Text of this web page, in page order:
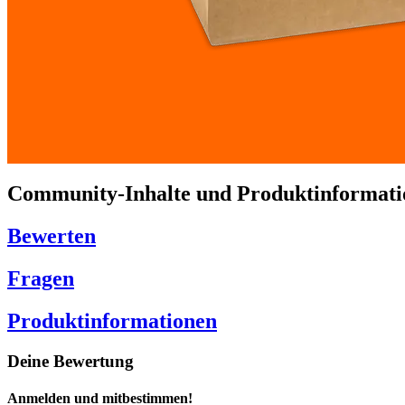
Community-Inhalte und
Bewerten
Fragen
Produktinformationen
Deine Bewertung
Anmelden und mitbestimmen!